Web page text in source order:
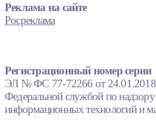
Реклама на сайте
Росреклама
Регистрационный номер серии
ЭЛ № ФС 77-72266 от 24.01.2018.
Федеральной службой по надзору
информационных технологий и